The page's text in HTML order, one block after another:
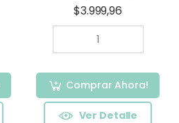
$3.999,96
Comprar Ahora!
Ver Detalle